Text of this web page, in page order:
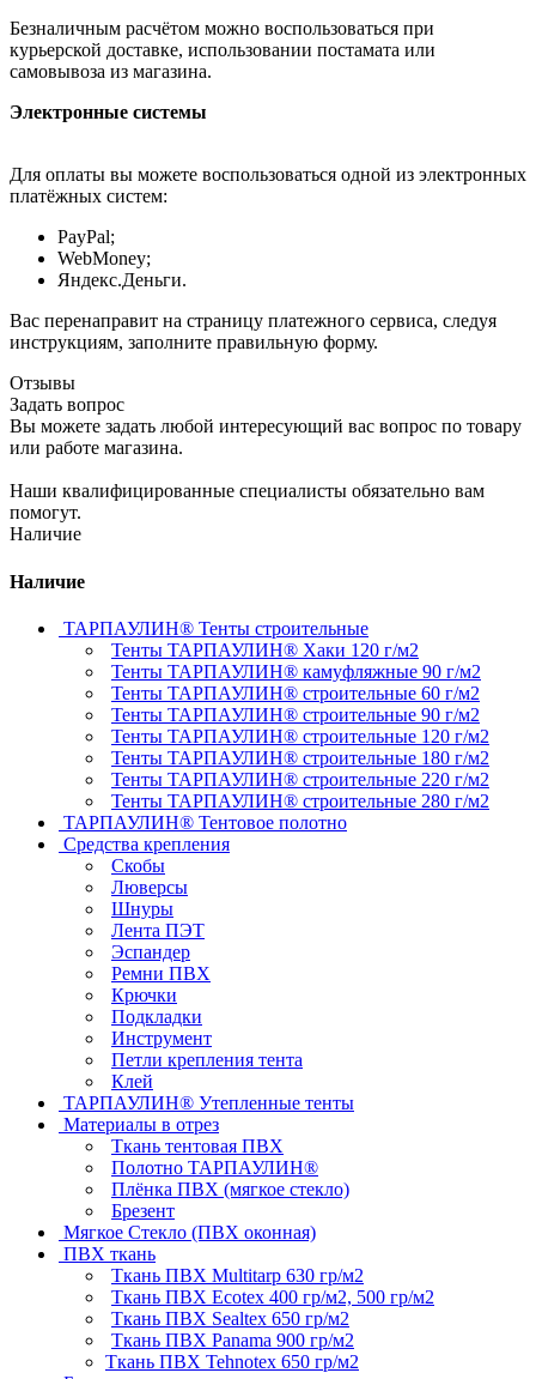
Безналичным расчётом можно воспользоваться при
курьерской доставке, использовании постамата или
самовывоза из магазина.
Электронные системы
Для оплаты вы можете воспользоваться одной из электронных
платёжных систем:
PayPal;
WebMoney;
Яндекс.Деньги.
Вас перенаправит на страницу платежного сервиса, следуя
инструкциям, заполните правильную форму.
Отзывы
Задать вопрос
Вы можете задать любой интересующий вас вопрос по товару
или работе магазина.
Наши квалифицированные специалисты обязательно вам
помогут.
Наличие
Наличие
ТАРПАУЛИН® Тенты строительные
Тенты ТАРПАУЛИН® Хаки 120 г/м2
Тенты ТАРПАУЛИН® камуфляжные 90 г/м2
Тенты ТАРПАУЛИН® строительные 60 г/м2
Тенты ТАРПАУЛИН® строительные 90 г/м2
Тенты ТАРПАУЛИН® строительные 120 г/м2
Тенты ТАРПАУЛИН® строительные 180 г/м2
Тенты ТАРПАУЛИН® строительные 220 г/м2
Тенты ТАРПАУЛИН® строительные 280 г/м2
ТАРПАУЛИН® Тентовое полотно
Средства крепления
Скобы
Люверсы
Шнуры
Лента ПЭТ
Эспандер
Ремни ПВХ
Крючки
Подкладки
Инструмент
Петли крепления тента
Клей
ТАРПАУЛИН® Утепленные тенты
Материалы в отрез
Ткань тентовая ПВХ
Полотно ТАРПАУЛИН®
Плёнка ПВХ (мягкое стекло)
Брезент
Мягкое Стекло (ПВХ оконная)
ПВХ ткань
Ткань ПВХ Multitarp 630 гр/м2
Ткань ПВХ Ecotex 400 гр/м2, 500 гр/м2
Ткань ПВХ Sealtex 650 гр/м2
Ткань ПВХ Panama 900 гр/м2
Ткань ПВХ Tehnotex 650 гр/м2